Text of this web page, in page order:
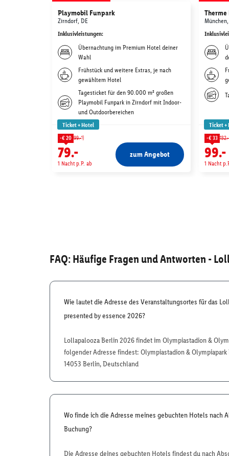
Playmobil Funpark
Zirndorf, DE
Inklusivleistungen:
Übernachtung im Premium Hotel deiner
Wahl
Frühstück und weitere Extras, je nach
gewähltem Hotel
Tagesticket für den 90.000 m² großen
Playmobil Funpark in Zirndorf mit Indoor-
und Outdoorbereichen
Ticket + Hotel
-€ 20 99.-1)
79.-
1 Nacht p.P. ab
zum Angebot
Ticket +
-€ 33 132.-
99.-
1 Nacht
FAQ: Häufige Fragen und Antworten -
Wie lautet die Adresse des Veranstaltungsortes für das
presented by essence 2026?
Lollapalooza Berlin 2026 findet im Olympiastadion &
folgender Adresse findest: Olympiastadion &
14053 Berlin, Deutschland
Wo finde ich die Adresse meines gebuchten Hotels nach
Buchung?
Die Adresse deines gebuchten Hotels findest du nach